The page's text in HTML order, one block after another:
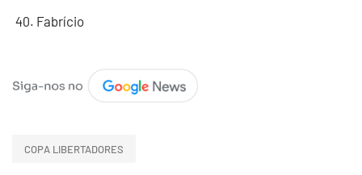
Fabrício
COPA LIBERTADORES